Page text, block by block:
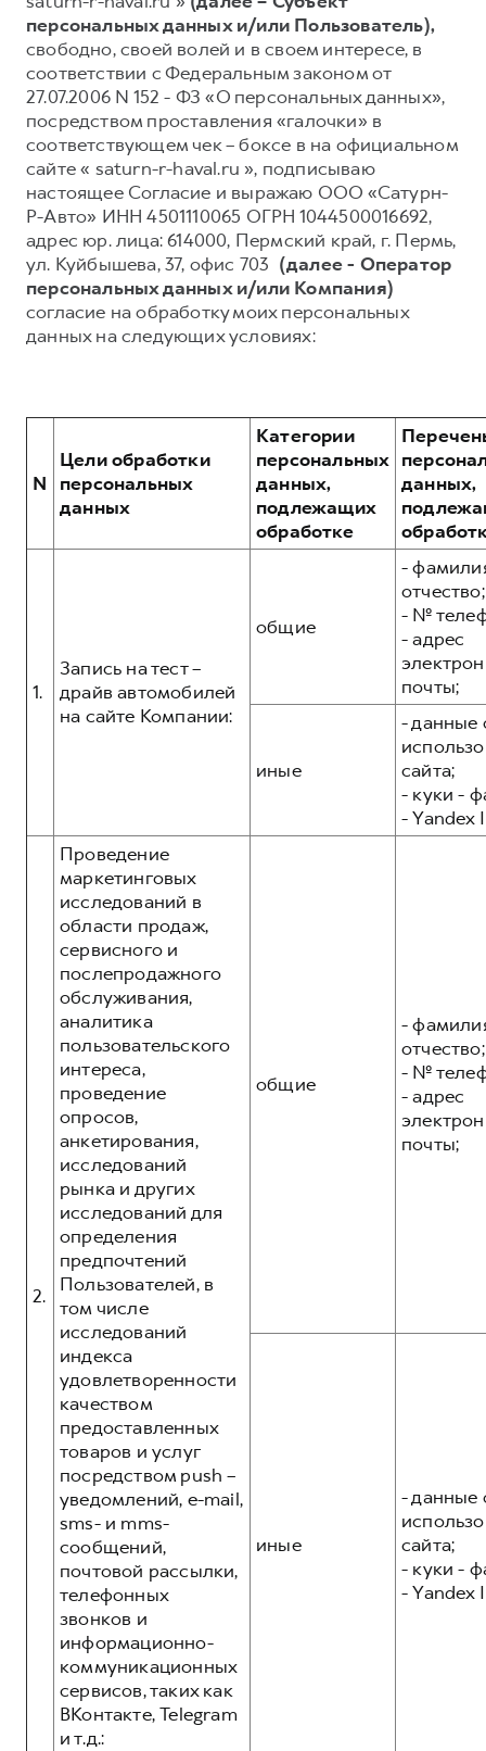
DARGO
от 3 199 000 ₽
DARGO X
от 3 499 000 ₽
от 3 599 000 ₽
POER
от 3 449 000 ₽
Тест-драйв
Трейд-ин
КРЕДИТ И СТРАХОВАНИЕ
Кредитный калькулятор
Страхование
Кредит
КОРПОРАТИВНЫМ КЛИЕНТАМ
Для малого бизнеса
Крупным корпоративным клиентам
Система управления автопарком
Сервис для корпоративных клиентов
Автомобильные аксессуары
Коллекция CITY
Коллекция Базовая
СЕРВИСНОЕ ОБСЛУЖИВАНИЕ
Нулевое ТО
Программа «Помощь на дороге»
Регламенты технического обслуживания
Электронный ПТС
ПОДДЕРЖКА
GWM Безопасность
Гарантия HAVAL
Мобильное приложение GWM
Руководства по эксплуатации
Подписки
АКСЕССУАРЫ HAVAL
Коллекция Детская
О дилере
Наша команда
Контакты
персональных данных и/или Пользователь),
свободно, своей волей и в своем интересе, в
соответствии с Федеральным законом от
27.07.2006 N 152 - ФЗ «О персональных данных»,
посредством проставления «галочки» в
соответствующем чек – боксе в на официальном
сайте « saturn-r-haval.ru », подписываю
настоящее Согласие и выражаю ООО «Сатурн-
Р-Авто» ИНН 4501110065 ОГРН 1044500016692,
адрес юр. лица: 614000, Пермский край, г. Пермь,
ул. Куйбышева, 37, офис 703 (далее - Оператор
персональных данных и/или Компания)
согласие на обработку моих персональных
данных на следующих условиях:
N
Цели обработки
персональных
данных
Категории
персональных
данных,
подлежащих
обработке
данных,
1.
Запись на тест –
драйв автомобилей
на сайте Компании:
общие
-
отчество;
- №
- адрес
почты;
иные
- данные
сайта;
- куки -
- Yandex
2.
Проведение
маркетинговых
исследований в
области продаж,
сервисного и
послепродажного
обслуживания,
аналитика
пользовательского
интереса,
проведение
опросов,
анкетирования,
исследований
рынка и других
исследований для
определения
предпочтений
Пользователей, в
том числе
исследований
индекса
удовлетворенности
качеством
предоставленных
товаров и услуг
посредством push –
уведомлений, e-mail,
sms- и mms-
сообщений,
почтовой рассылки,
телефонных
звонков и
информационно-
коммуникационных
сервисов, таких как
ВКонтакте, Telegram
и т.д.:
общие
-
отчество;
- №
- адрес
почты;
иные
- данные
сайта;
- куки -
- Yandex